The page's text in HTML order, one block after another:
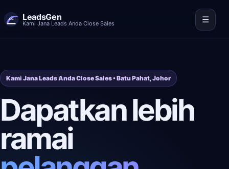
LeadsGen
Kami Jana Leads Anda Close Sales ☰
Kami Jana Leads Anda Close Sales • Batu Pahat, Johor
Dapatkan lebih
ramai